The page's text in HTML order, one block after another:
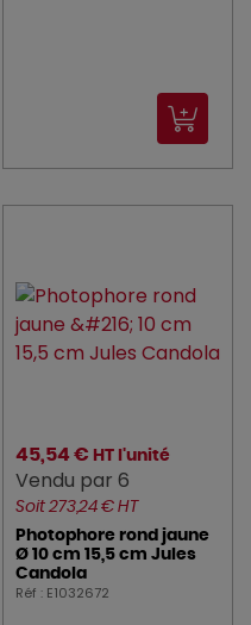
45,54 € HT l'unité
Vendu par 6
Soit 273,24 € HT
Photophore rond jaune
Ø 10 cm 15,5 cm Jules
Candola
Réf : E1032672